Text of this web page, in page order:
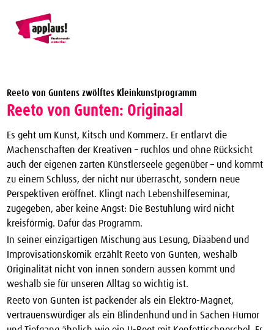
Theater Vergünstigungen
Die nächsten Vorstellungen zum halben Preis
applaus!-Karte bestellen
JTC-Jugend-Theater-Club
Über uns
Kontakt
Archiv
Reeto von Guntens zwölftes Kleinkunstprogramm
Reeto von Gunten: Originaal
Es geht um Kunst, Kitsch und Kommerz. Er entlarvt die
Machenschaften der Kreativen – ruchlos und ohne Rücksicht
auch der eigenen zarten Künstlerseele gegenüber – und kommt
zu einem Schluss, der nicht nur überrascht, sondern neue
Perspektiven eröffnet. Klingt nach Lebenshilfeseminar,
zugegeben, aber keine Angst: Die Bestuhlung wird nicht
kreisförmig. Dafür das Programm.
In seiner einzigartigen Mischung aus Lesung, Diaabend und
Improvisationskomik erzählt Reeto von Gunten, weshalb
Originalität nicht von innen sondern aussen kommt und
weshalb sie für unseren Alltag so wichtig ist.
Reeto von Gunten ist packender als ein Elektro-Magnet,
vertrauenswürdiger als ein Blindenhund und in Sachen Humor